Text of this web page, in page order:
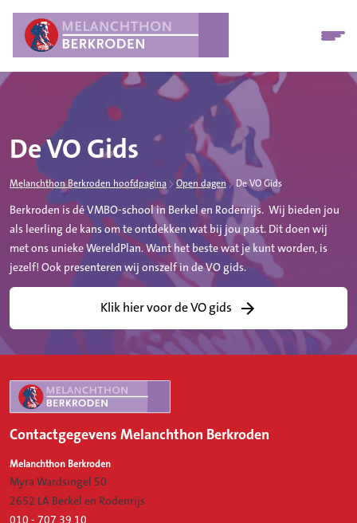
De VO Gids
Melanchthon Berkroden hoofdpagina Open dagen De VO Gids
Berkroden is dé VMBO-school in Berkel en Rodenrijs. Wij bieden jou
als leerling de kans om te ontdekken wat bij jou past. Dit doen wij
met ons unieke WereldPlan. Want het beste wat je kunt worden, is
jezelf! Ook presenteren wij onszelf in de VO gids.
Klik hier voor de VO gids (deze link opent in
Contactgegevens Melanchthon Berkroden
Melanchthon Berkroden
Myra Wardsingel 50
2652 LA Berkel en Rodenrijs